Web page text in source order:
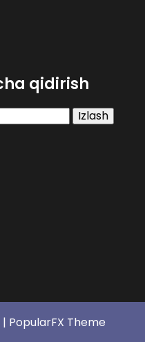
qidirish
PopularFX Theme